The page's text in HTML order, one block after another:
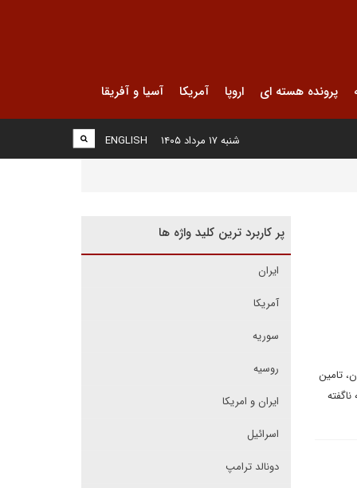
پرونده هسته ای اروپا آمریکا آسیا و آفریقا
ENGLISH شنبه ۱۷ مرداد ۱۴۰۵
در کردستان، تامین
پر کاربرد ترین کلید واژه ها
ایران
آمریکا
سوریه
روسیه
ایران و امریکا
اسرائیل
دونالد ترامپ